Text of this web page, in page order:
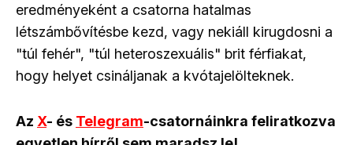
eredményeként a csatorna hatalmas
létszámbővítésbe kezd, vagy nekiáll kirugdosni a
"túl fehér", "túl heteroszexuális" brit férfiakat,
hogy helyet csináljanak a kvótajelölteknek.
Az X- és Telegram-csatornáinkra feliratkozva